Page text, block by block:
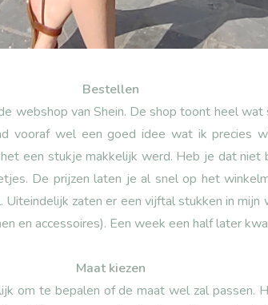
Bestellen
webshop van Shein. De shop toont heel
vooraf wel een goed idee wat ik precies
een stukje makkelijk werd. Heb je dat niet
De prijzen laten je al snel op het
zaten er een vijftal stukken in mijn
en accessoires). Een week een half later
Maat kiezen
om te bepalen of de maat wel zal passen.